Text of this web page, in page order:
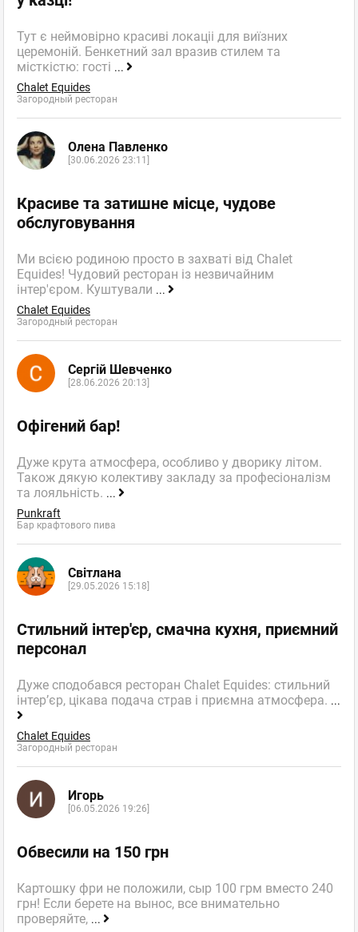
Тут є неймовірно красиві локаціі для виїзних
церемоній. Бенкетний зал вразив стилем та
місткістю: гості ...
Chalet Equides
Загородный ресторан
Олена Павленко
[30.06.2026 23:11]
Красиве та затишне місце, чудове
обслуговування
Ми всією родиною просто в захваті від Chalet
Equides! Чудовий ресторан із незвичайним
інтер'єром. Куштували ...
Chalet Equides
Загородный ресторан
Сергій Шевченко
[28.06.2026 20:13]
Офігений бар!
Дуже крута атмосфера, особливо у дворику літом.
Також дякую колективу закладу за професіоналізм
та лояльність. ...
Punkraft
Бар крафтового пива
Світлана
[29.05.2026 15:18]
Стильний інтер'єр, смачна кухня, приємний
персонал
Дуже сподобався ресторан Chalet Equides: стильний
інтер’єр, цікава подача страв і приємна атмосфера. ...
Chalet Equides
Загородный ресторан
Игорь
[06.05.2026 19:26]
Обвесили на 150 грн
Картошку фри не положили, сыр 100 грм вместо 240
грн! Если берете на вынос, все внимательно
проверяйте, ...